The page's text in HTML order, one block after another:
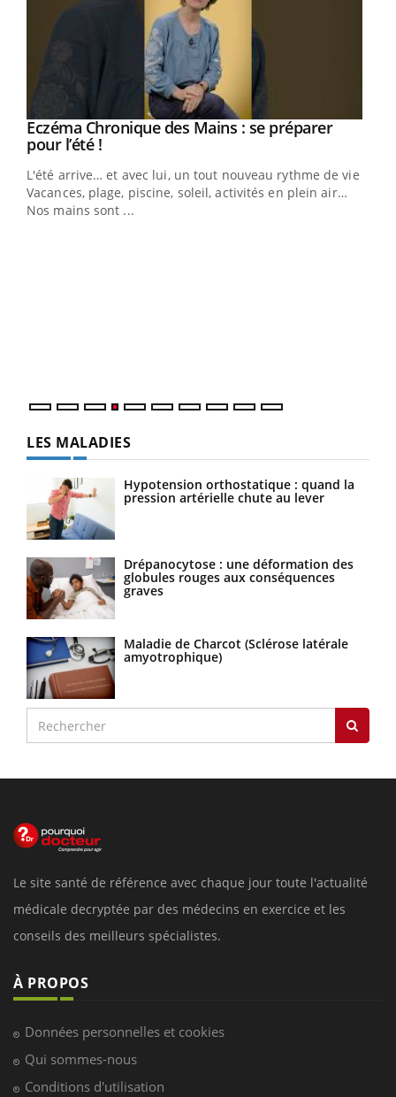
Youtube
Eczéma Chronique des Mains : se préparer
pour l’été !Youtube
L'été arrive… et avec lui, un tout nouveau rythme de vie !
Vacances, plage, piscine, soleil, activités en plein air…
Nos mains sont ...
LES MALADIES
Hypotension orthostatique : quand la
pression artérielle chute au lever
Drépanocytose : une déformation des
globules rouges aux conséquences
graves
Maladie de Charcot (Sclérose latérale
amyotrophique)
Le site santé de référence avec chaque jour toute l'actualité
médicale decryptée par des médecins en exercice et les
conseils des meilleurs spécialistes.
À PROPOS
Données personnelles et cookies
Qui sommes-nous
Conditions d'utilisation